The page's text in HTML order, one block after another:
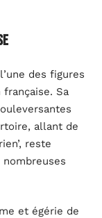
des figures
Sa
allant de
reste
et égérie de